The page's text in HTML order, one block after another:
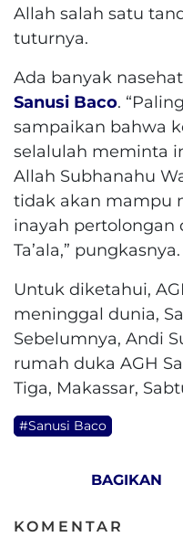
Allah salah satu
tuturnya.
Ada banyak
Sanusi Baco.
sampaikan bahwa
selalulah meminta
Allah Subhanahu
tidak akan mampu
inayah pertolongan
Ta’ala,” pungkasnya.
Untuk diketahui,
meninggal dunia,
Sebelumnya, Andi
rumah duka AGH
Tiga, Makassar,
#Sanusi Baco
BAGIKAN
KOMENTAR